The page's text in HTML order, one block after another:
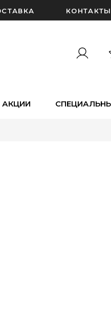
КОНТАКТЫ
АКЦИИ